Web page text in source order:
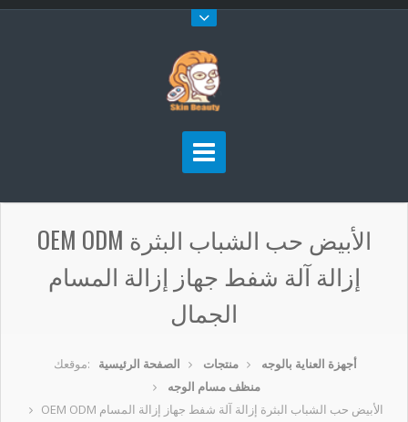
OEM ODM الأبيض حب الشباب البثرة
إزالة آلة شفط جهاز إزالة المسام
الجمال
موقعك: الصفحة الرئيسية منتجات
أجهزة العناية بالوجه
منظف مسام الوجه
OEM ODM الأبيض حب الشباب البثرة إزالة آلة شفط جهاز إزالة المسام